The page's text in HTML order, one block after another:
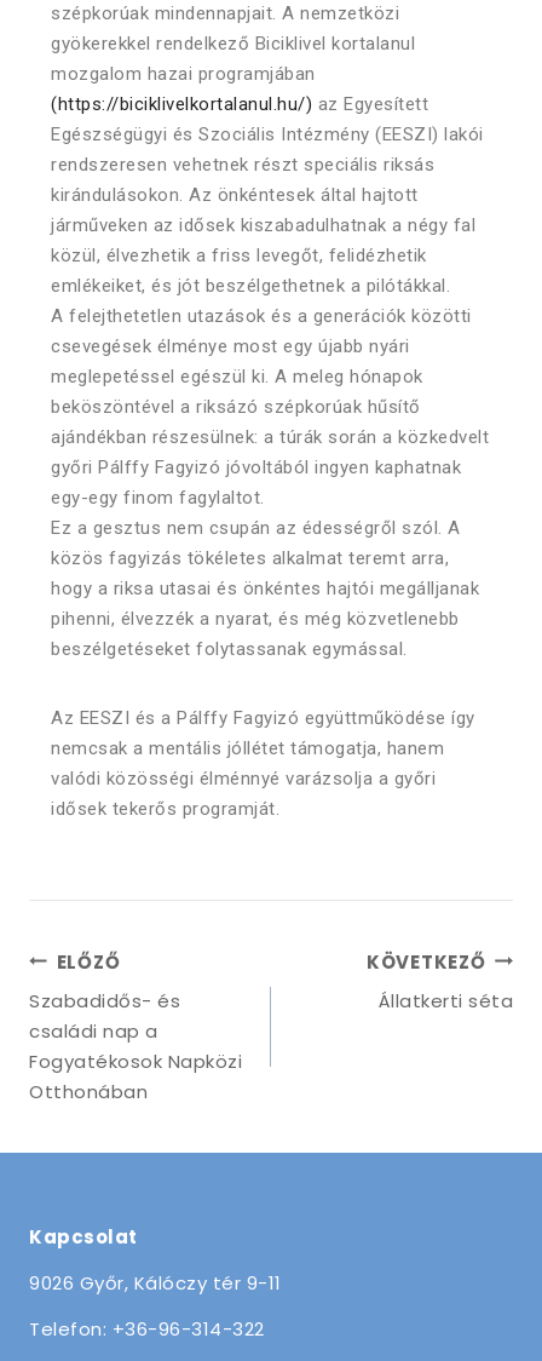
szépkorúak mindennapjait. A nemzetközi
gyökerekkel rendelkező Biciklivel kortalanul
mozgalom hazai programjában
(https://biciklivelkortalanul.hu/) az Egyesített
Egészségügyi és Szociális Intézmény (EESZI) lakói
rendszeresen vehetnek részt speciális riksás
kirándulásokon. Az önkéntesek által hajtott
járműveken az idősek kiszabadulhatnak a négy fal
közül, élvezhetik a friss levegőt, felidézhetik
emlékeiket, és jót beszélgethetnek a pilótákkal.
A felejthetetlen utazások és a generációk közötti
csevegések élménye most egy újabb nyári
meglepetéssel egészül ki. A meleg hónapok
beköszöntével a riksázó szépkorúak hűsítő
ajándékban részesülnek: a túrák során a közkedvelt
győri Pálffy Fagyizó jóvoltából ingyen kaphatnak
egy-egy finom fagylaltot.
Ez a gesztus nem csupán az édességről szól. A
közös fagyizás tökéletes alkalmat teremt arra,
hogy a riksa utasai és önkéntes hajtói megálljanak
pihenni, élvezzék a nyarat, és még közvetlenebb
beszélgetéseket folytassanak egymással.
Az EESZI és a Pálffy Fagyizó együttműködése így
nemcsak a mentális jóllétet támogatja, hanem
valódi közösségi élménnyé varázsolja a győri
idősek tekerős programját.
ELŐZŐ
Szabadidős- és
családi nap a
Fogyatékosok Napközi
Otthonában
KÖVETKEZŐ
Állatkerti séta
Kapcsolat
9026 Győr, Kálóczy tér 9-11
Telefon: +36-96-314-322